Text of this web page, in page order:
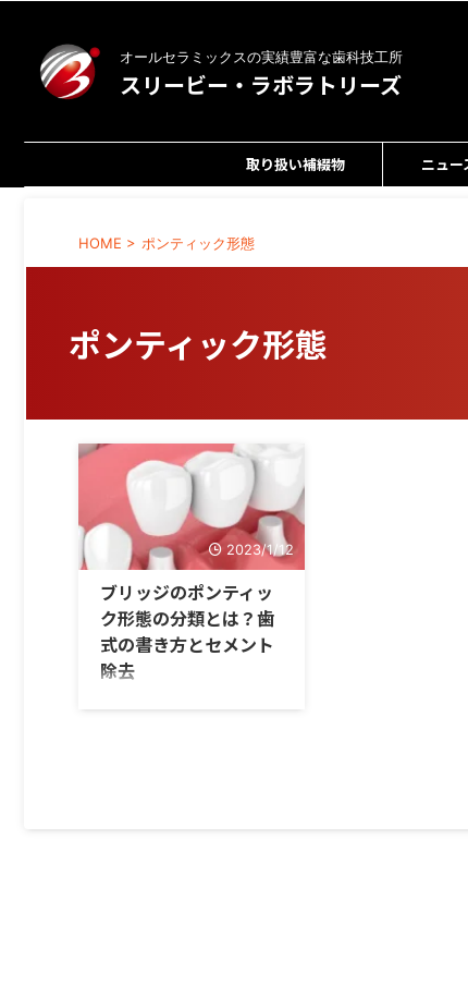
オールセラミックスの実績豊富な歯科技工所
スリービー・ラボラトリーズ
取り扱い補綴物 ニュー
HOME > ポンティック形態
ポンティック形態
2023/1/12
ブリッジのポンティッ
ク形態の分類とは？歯
式の書き方とセメント
除去
る部位か否か、欠損部顎堤の形